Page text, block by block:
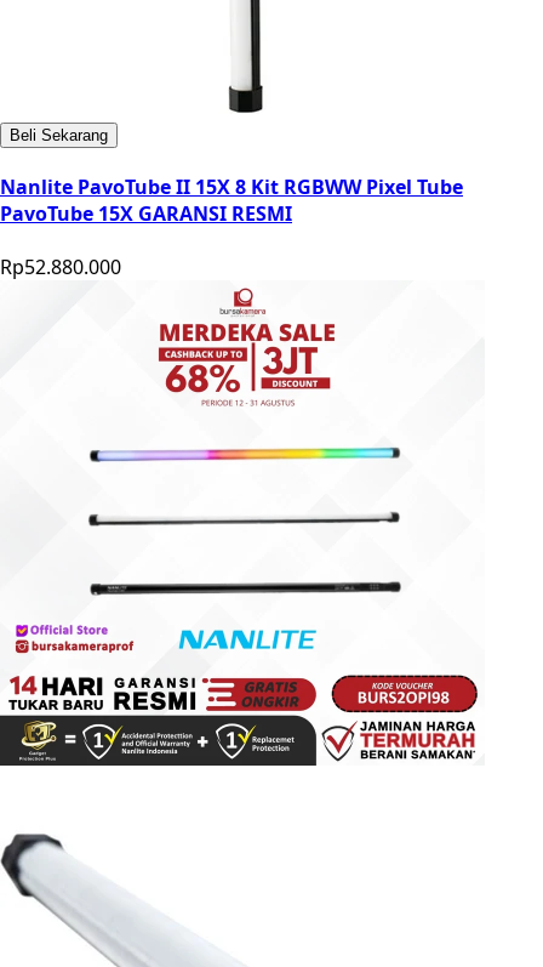
Beli Sekarang
Nanlite PavoTube II 15X 8 Kit RGBWW Pixel Tube
PavoTube 15X GARANSI RESMI
Rp52.880.000